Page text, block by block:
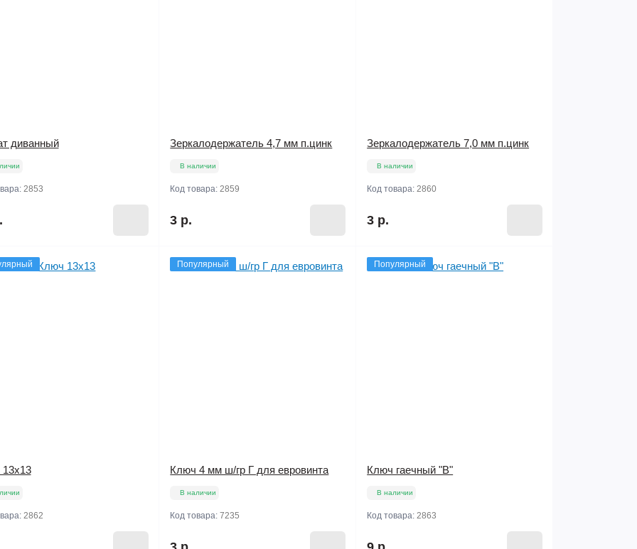
диванный
2853
Зеркалодержатель 4,7 мм п.цинк
В наличии
Код товара:2859
3 р.
Зеркалодержатель 7,0 мм п.цинк
В наличии
Код товара:2860
3 р.
2862
Популярный
Ключ 4 мм ш/гр Г для евровинта
В наличии
Код товара:7235
Популярный
Ключ гаечный "В"
В наличии
Код товара:2863